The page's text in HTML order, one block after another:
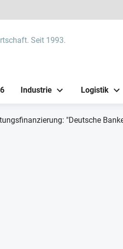
Seit 1993.
Industrie Logistik
"Deutsche